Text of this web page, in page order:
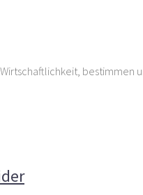
bestimmen